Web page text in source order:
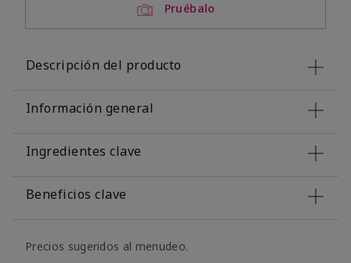
Pruébalo
Descripción del producto
Información general
Ingredientes clave
Beneficios clave
Precios sugeridos al menudeo.